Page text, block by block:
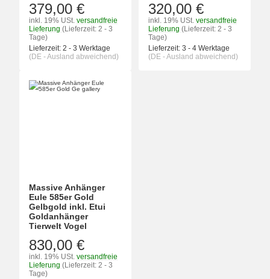
379,00 €
inkl. 19% USt. versandfreie
Lieferung (Lieferzeit: 2 - 3
Tage)
Lieferzeit: 2 - 3 Werktage
(DE - Ausland abweichend)
320,00 €
inkl. 19% USt. versandfreie
Lieferung (Lieferzeit: 2 - 3
Tage)
Lieferzeit: 3 - 4 Werktage
(DE - Ausland abweichend)
Massive Anhänger
Eule 585er Gold
Gelbgold inkl. Etui
Goldanhänger
Tierwelt Vogel
830,00 €
inkl. 19% USt. versandfreie
Lieferung (Lieferzeit: 2 - 3
Tage)